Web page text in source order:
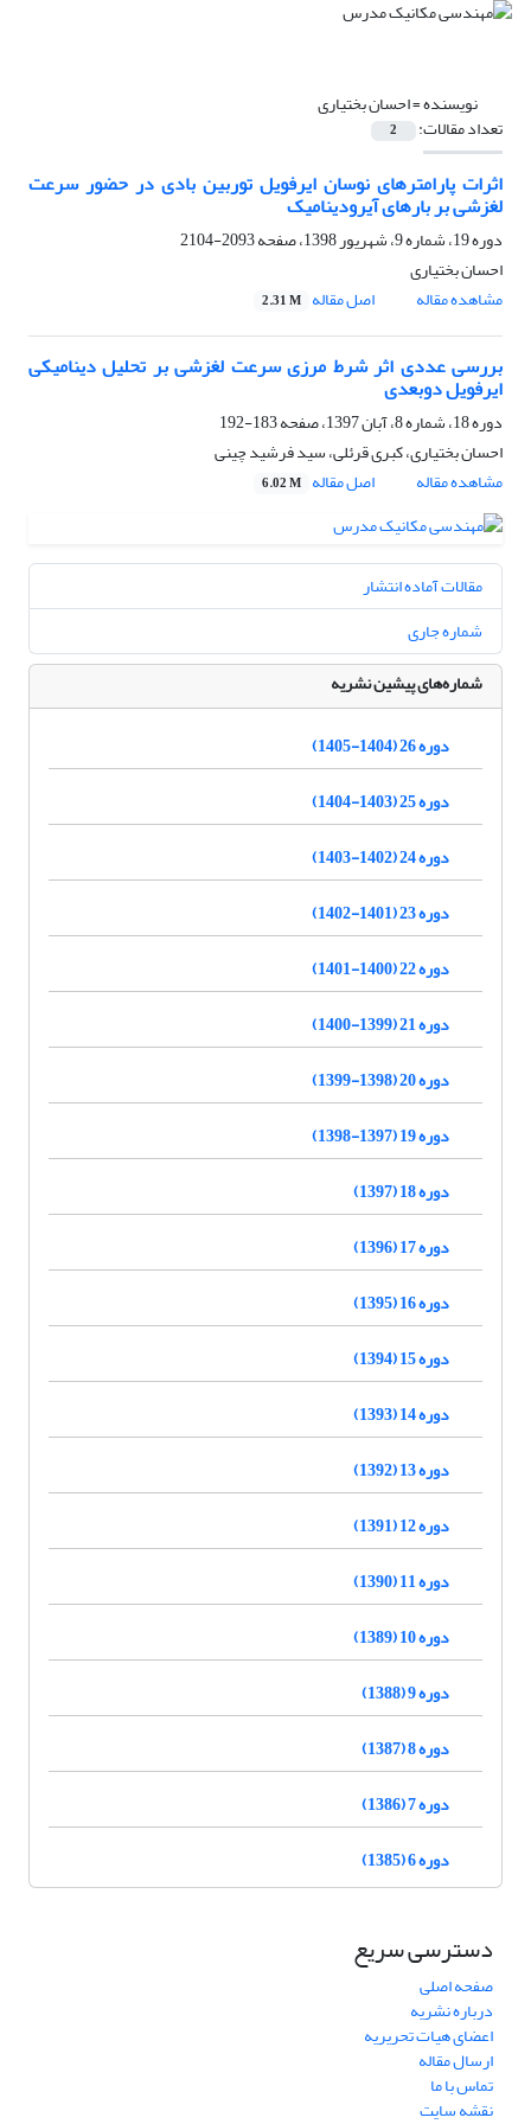
نویسنده =احسان بختیاری
تعداد مقالات: 2
اثرات پارامترهای نوسان ایرفویل توربین بادی در حضور سرعت
لغزشی بر بارهای آیرودینامیک
دوره 19، شماره 9، شهریور 1398، صفحه
2093-2104
احسان بختیاری
مشاهده مقاله
اصل مقاله 2.31 M
بررسی عددی اثر شرط مرزی سرعت لغزشی بر تحلیل دینامیکی
ایرفویل دوبعدی
دوره 18، شماره 8، آبان 1397، صفحه
183-192
احسان بختیاری، کبری قرئلی، سید فرشید چینی
مشاهده مقاله
اصل مقاله 6.02 M
مقالات آماده انتشار
شماره جاری
شماره‌های پیشین نشریه
دوره 26 (1404-1405)
دوره 25 (1403-1404)
دوره 24 (1402-1403)
دوره 23 (1401-1402)
دوره 22 (1400-1401)
دوره 21 (1399-1400)
دوره 20 (1398-1399)
دوره 19 (1397-1398)
دوره 18 (1397)
دوره 17 (1396)
دوره 16 (1395)
دوره 15 (1394)
دوره 14 (1393)
دوره 13 (1392)
دوره 12 (1391)
دوره 11 (1390)
دوره 10 (1389)
دوره 9 (1388)
دوره 8 (1387)
دوره 7 (1386)
دوره 6 (1385)
دسترسی سریع
صفحه اصلی
درباره نشریه
اعضای هیات تحریریه
ارسال مقاله
تماس با ما
نقشه سایت